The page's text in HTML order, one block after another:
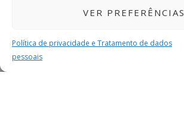
VER PREFERÊNCIAS
Política de privacidade e Tratamento de dados
pessoais